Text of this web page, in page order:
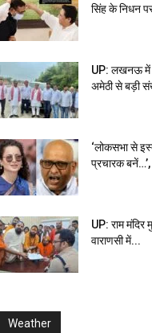
सिंह के निधन
UP: लखनऊ में
अमेठी से बड़ी
‘लोकसभा से
प्रचारक
UP: राम मंदिर
वाराणसी में...
Weather